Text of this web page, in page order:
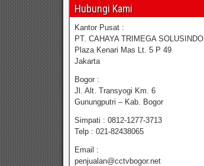
Hubungi Kami
Kantor Pusat :
PT. CAHAYA TRIMEGA SOLUSINDO
Plaza Kenari Mas Lt. 5 P 49
Jakarta
Bogor :
Jl. Alt. Transyogi Km. 6
Gunungputri – Kab. Bogor
Simpati : 0812-1277-3713
Telp : 021-82438065
Email :
penjualan@cctvbogor.net